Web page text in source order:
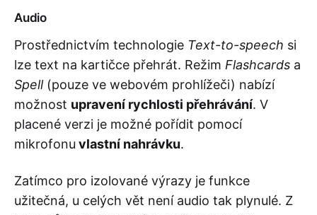
Audio
Prostřednictvím technologie Text-to-speech si
lze text na kartičce přehrát. Režim Flashcards a
Spell(pouze ve webovém prohlížeči) nabízí
možnost upravení rychlosti přehrávání. V
placené verzi je možné pořídit pomocí
mikrofonu vlastní nahrávku.
Zatímco pro izolované výrazy je funkce
užitečná, u celých vět není audio tak plynulé. Z